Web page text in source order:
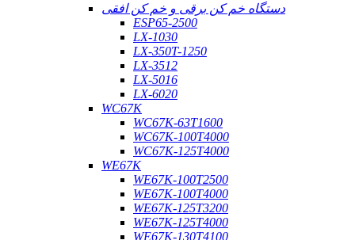
دستگاه خم کن برقی و خم کن افقی
ESP65-2500
LX-1030
LX-350T-1250
LX-3512
LX-5016
LX-6020
WC67K
WC67K-63T1600
WC67K-100T4000
WC67K-125T4000
WE67K
WE67K-100T2500
WE67K-100T4000
WE67K-125T3200
WE67K-125T4000
WE67K-130T4100